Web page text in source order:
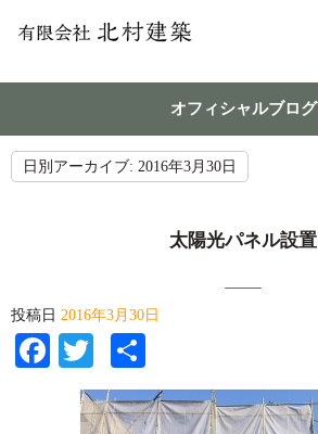
オフィシャルブログ
日別アーカイブ: 2016年3月30日
太陽光パネル設置
投稿日 2016年3月30日
Facebook
Twitter
有